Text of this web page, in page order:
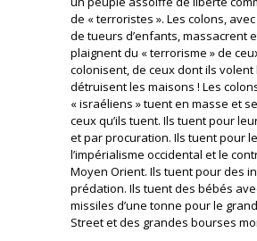
de « terroristes ». Les colons,
de tueurs d’enfants, massacrent
plaignent du « terrorisme » de
colonisent, de ceux dont ils
détruisent les maisons ! Les
« israéliens » tuent en masse et
ceux qu’ils tuent. Ils tuent pour
et par procuration. Ils tuent pour
l’impérialisme occidental et le
Moyen Orient. Ils tuent pour des
prédation. Ils tuent des bébés
missiles d’une tonne pour le
Street et des grandes bourses